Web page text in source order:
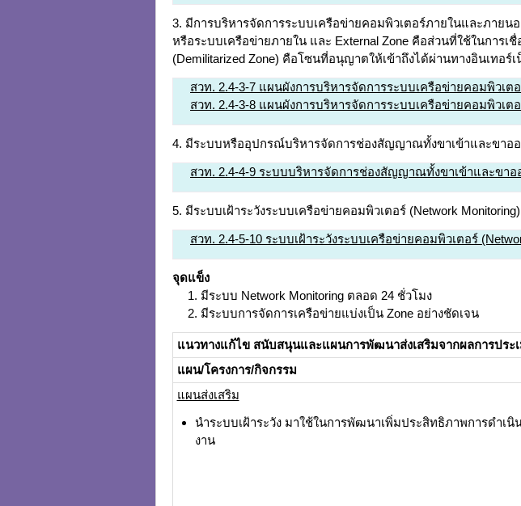
3. มีการบริหารจัดการระบบเครือข่ายคอมพิวเตอร์ภายในและภาย
หรือระบบเครือข่ายภายใน และ External Zone คือส่วนที่ใช้ในการ
(Demilitarized Zone) คือโซนที่อนุญาตให้เข้าถึงได้ผ่านทางอินเทอร์เ
สวท. 2.4-3-7 แผนผังการบริหารจัดการระบบเครือข่ายคอมพิวเ
สวท. 2.4-3-8 แผนผังการบริหารจัดการระบบเครือข่ายคอมพิวเต
4. มีระบบหรืออุปกรณ์บริหารจัดการช่องสัญญาณทั้งขาเข้าและขาออ
สวท. 2.4-4-9 ระบบบริหารจัดการช่องสัญญาณทั้งขาเข้าและขาอ
5. มีระบบเฝ้าระวังระบบเครือข่ายคอมพิวเตอร์ (Network
สวท. 2.4-5-10 ระบบเฝ้าระวังระบบเครือข่ายคอมพิวเตอร์
จุดแข็ง
มีระบบ Network Monitoring ตลอด 24 ชั่วโมง
มีระบบการจัดการเครือข่ายแบ่งเป็น Zone อย่างชัดเจน
แนวทางแก้ไข สนับสนุนและแผนการพัฒนาส่งเสริมจากผลการประ
แผน/โครงการ/กิจกรรม
แผนส่งเสริม
นำระบบเฝ้าระวัง มาใช้ในการพัฒนาเพิ่มประสิทธิภาพการดำเนิ
งาน